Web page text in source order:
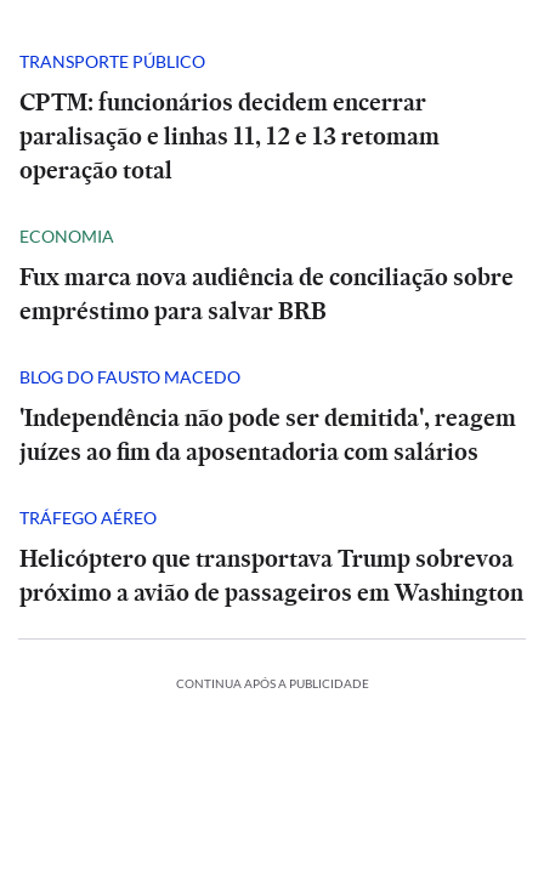
TRANSPORTE PÚBLICO
CPTM: funcionários decidem encerrar
paralisação e linhas 11, 12 e 13 retomam
operação total
ECONOMIA
Fux marca nova audiência de conciliação sobre
empréstimo para salvar BRB
BLOG DO FAUSTO MACEDO
'Independência não pode ser demitida', reagem
juízes ao fim da aposentadoria com salários
TRÁFEGO AÉREO
Helicóptero que transportava Trump sobrevoa
próximo a avião de passageiros em Washington
CONTINUA APÓS A PUBLICIDADE